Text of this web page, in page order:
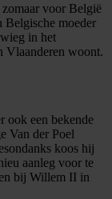
zomaar voor België
Belgische moeder
in het
Vlaanderen woont.
ook een bekende
Van der Poel
koos hij
aanleg voor te
bij Willem II in